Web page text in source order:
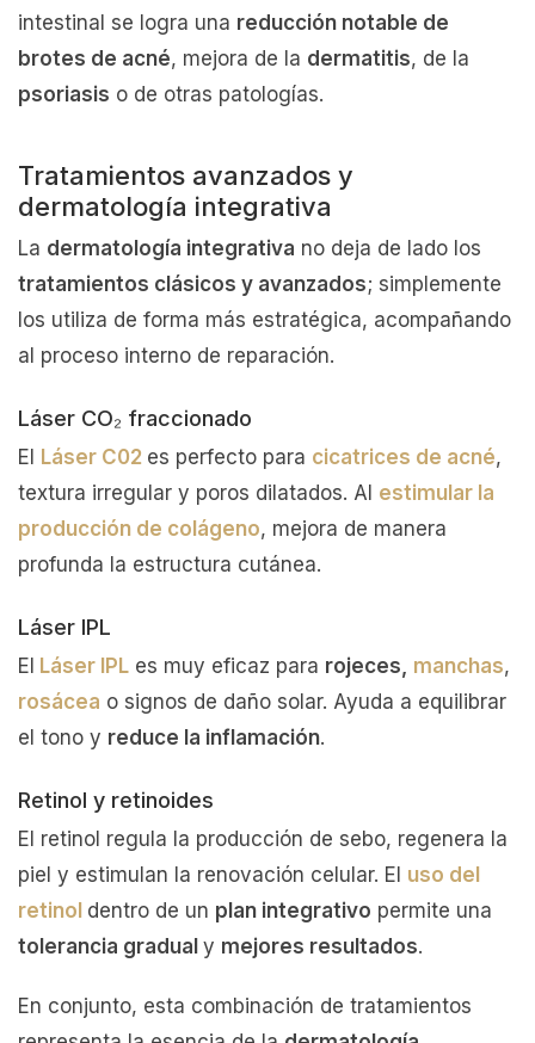
intestinal se logra una reducción notable de
brotes de acné, mejora de la dermatitis, de la
psoriasis o de otras patologías.
Tratamientos avanzados y
dermatología integrativa
La dermatología integrativa no deja de lado los
tratamientos clásicos y avanzados; simplemente
los utiliza de forma más estratégica, acompañando
al proceso interno de reparación.
Láser CO₂ fraccionado
El Láser C02 es perfecto para cicatrices de acné,
textura irregular y poros dilatados. Al estimular la
producción de colágeno, mejora de manera
profunda la estructura cutánea.
Láser IPL
El Láser IPL es muy eficaz para rojeces, manchas,
rosácea o signos de daño solar. Ayuda a equilibrar
el tono y reduce la inflamación.
Retinol y retinoides
El retinol regula la producción de sebo, regenera la
piel y estimulan la renovación celular. El uso del
retinol dentro de un plan integrativo permite una
tolerancia gradual y mejores resultados.
En conjunto, esta combinación de tratamientos